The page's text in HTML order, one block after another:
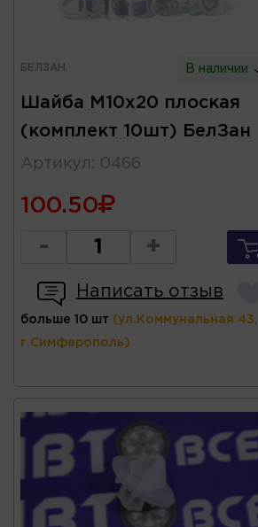
БЕЛЗАН В наличии
Шайба М10х20 плоская
(комплект 10шт) БелЗан
Артикул : 0466
100.50
- +
Написать отзыв
больше 10 шт (ул.Коммунальная 43,
г.Симферополь)